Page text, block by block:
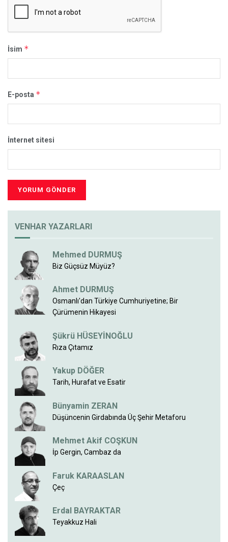
İsim *
E-posta *
İnternet sitesi
VENHAR YAZARLARI
Mehmed DURMUŞ
Biz Güçsüz Müyüz?
Ahmet DURMUŞ
Osmanlı'dan Türkiye Cumhuriyetine; Bir
Çürümenin Hikayesi
Şükrü HÜSEYİNOĞLU
Rıza Çıtamız
Yakup DÖĞER
Tarih, Hurafat ve Esatir
Bünyamin ZERAN
Düşüncenin Girdabında Üç Şehir Metaforu
Mehmet Akif COŞKUN
İp Gergin, Cambaz da
Faruk KARAASLAN
Çeç
Erdal BAYRAKTAR
Teyakkuz Hali